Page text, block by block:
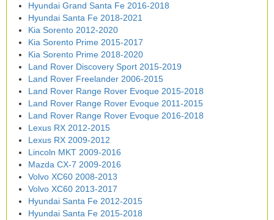
Hyundai Grand Santa Fe 2016-2018
Hyundai Santa Fe 2018-2021
Kia Sorento 2012-2020
Kia Sorento Prime 2015-2017
Kia Sorento Prime 2018-2020
Land Rover Discovery Sport 2015-2019
Land Rover Freelander 2006-2015
Land Rover Range Rover Evoque 2015-2018
Land Rover Range Rover Evoque 2011-2015
Land Rover Range Rover Evoque 2016-2018
Lexus RX 2012-2015
Lexus RX 2009-2012
Lincoln MKT 2009-2016
Mazda CX-7 2009-2016
Volvo XC60 2008-2013
Volvo XC60 2013-2017
Hyundai Santa Fe 2012-2015
Hyundai Santa Fe 2015-2018